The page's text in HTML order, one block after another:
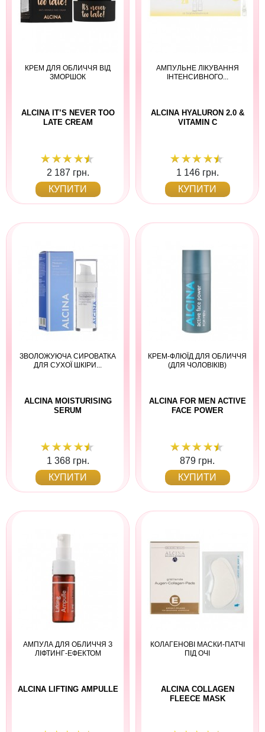
КРЕМ ДЛЯ ОБЛИЧЧЯ ВІД
ЗМОРШОК
ALCINA IT’S NEVER TOO
LATE CREAM
2 187 грн.
КУПИТИ
АМПУЛЬНЕ ЛІКУВАННЯ
ІНТЕНСИВНОГО...
ALCINA HYALURON 2.0 &
VITAMIN C
1 146 грн.
КУПИТИ
ЗВОЛОЖУЮЧА СИРОВАТКА
ДЛЯ СУХОЇ ШКІРИ...
ALCINA MOISTURISING
SERUM
1 368 грн.
КУПИТИ
КРЕМ-ФЛЮЇД ДЛЯ ОБЛИЧЧЯ
(ДЛЯ ЧОЛОВІКІВ)
ALCINA FOR MEN ACTIVE
FACE POWER
879 грн.
КУПИТИ
АМПУЛА ДЛЯ ОБЛИЧЧЯ З
ЛІФТИНГ-ЕФЕКТОМ
ALCINA LIFTING AMPULLE
КОЛАГЕНОВІ МАСКИ-ПАТЧІ
ПІД ОЧІ
ALCINA COLLAGEN
FLEECE MASK